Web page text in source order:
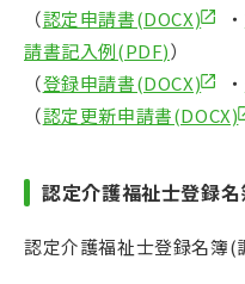
（認定申請書(DOCX) ・
請書記入例(PDF)）
（登録申請書(DOCX) ・
（認定更新申請書(DOCX)
認定介護福祉士登録名
認定介護福祉士登録名簿(